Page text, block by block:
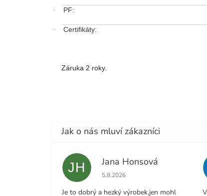
· PF:
· Certifikáty:
Záruka 2 roky.
JH Jana Honsová
Hodnocení obchodu je 5 z 5
5.8.2026
Je to dobrý a hezký výrobek,jen mohl